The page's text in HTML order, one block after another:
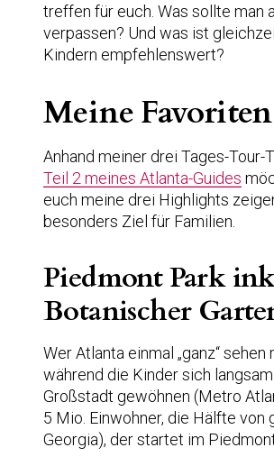
treffen für euch. Was sollte man
verpassen? Und was ist
Kindern empfehlenswert?
Meine Favoriten
Anhand meiner drei Tages-Tour-
Teil 2 meines Atlanta-Guides
euch meine drei Highlights
besonders Ziel für Familien.
Piedmont Park
Botanischer
Wer Atlanta einmal „ganz“ sehen
während die Kinder sich
Großstadt gewöhnen (Metro
5 Mio. Einwohner, die Hälfte von
Georgia), der startet im